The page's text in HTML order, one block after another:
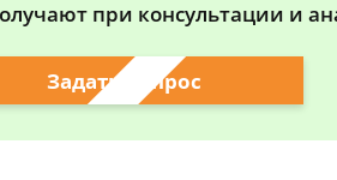
при консультации и
Задать вопрос